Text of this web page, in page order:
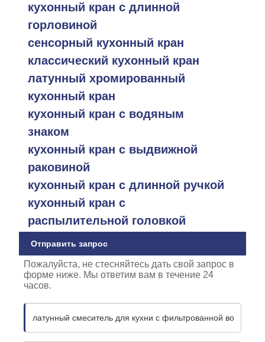
кухонный кран с длинной
горловиной
сенсорный кухонный кран
классический кухонный кран
латунный хромированный
кухонный кран
кухонный кран с водяным
знаком
кухонный кран с выдвижной
раковиной
кухонный кран с длинной ручкой
кухонный кран с
распылительной головкой
Отправить запрос
Пожалуйста, не стесняйтесь дать свой запрос в
форме ниже. Мы ответим вам в течение 24
часов.